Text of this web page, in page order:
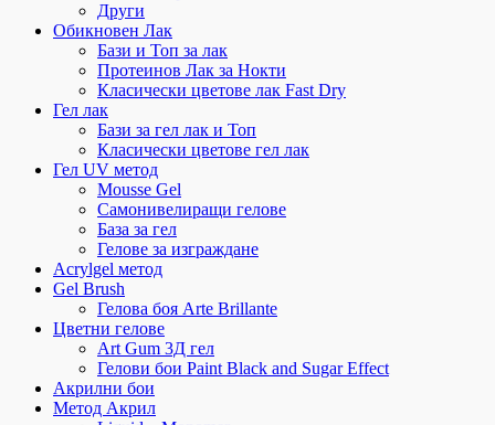
Други
Обикновен Лак
Бази и Топ за лак
Протеинов Лак за Нокти
Класически цветове лак Fast Dry
Гел лак
Бази за гел лак и Топ
Класически цветове гел лак
Гел UV метод
Mousse Gel
Самонивелиращи гелове
База за гел
Гелове за изграждане
Acrylgel метод
Gel Brush
Гелова боя Arte Brillante
Цветни гелове
Art Gum 3Д гел
Гелови бои Paint Black and Sugar Effect
Акрилни бои
Метод Акрил